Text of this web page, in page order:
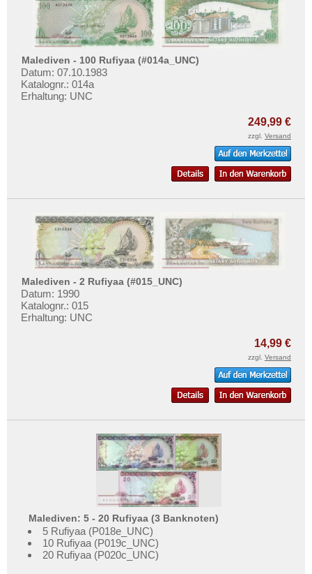
Malediven - 100 Rufiyaa (#014a_UNC)
Datum: 07.10.1983
Katalognr.: 014a
Erhaltung: UNC
249,99 €
zzgl. Versand
Malediven - 2 Rufiyaa (#015_UNC)
Datum: 1990
Katalognr.: 015
Erhaltung: UNC
14,99 €
zzgl. Versand
Malediven: 5 - 20 Rufiyaa (3 Banknoten)
5 Rufiyaa (P018e_UNC)
10 Rufiyaa (P019c_UNC)
20 Rufiyaa (P020c_UNC)